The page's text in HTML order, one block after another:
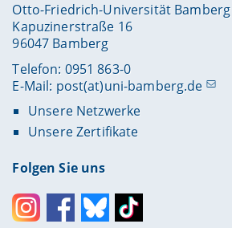
Otto-Friedrich-Universität Bamberg
Kapuzinerstraße 16
96047 Bamberg
Telefon: 0951 863-0
E-Mail: post(at)uni-bamberg.de
Unsere Netzwerke
Unsere Zertifikate
Folgen Sie uns